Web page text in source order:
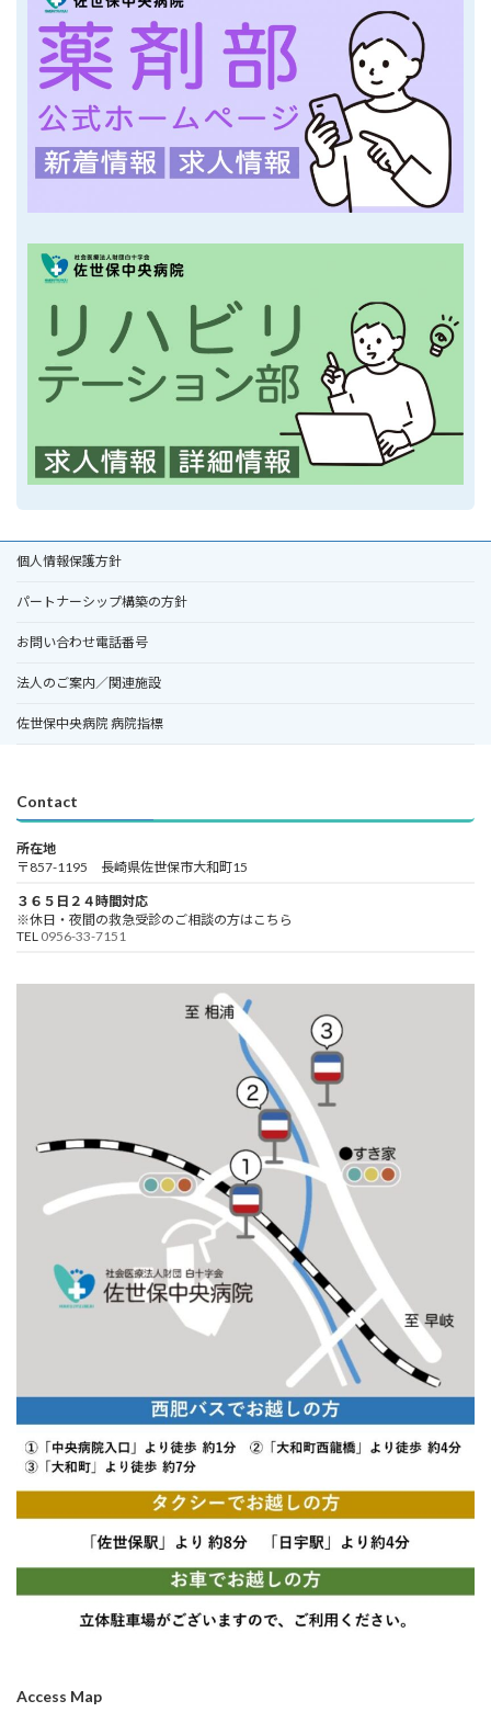
個人情報保護方針
パートナーシップ構築の方針
お問い合わせ電話番号
法人のご案内／関連施設
佐世保中央病院 病院指標
Contact
所在地
〒857-1195 長崎県佐世保市大和町15
３６５日２４時間対応
※休日・夜間の救急受診のご相談の方はこちら
TEL 0956-33-7151
Access Map